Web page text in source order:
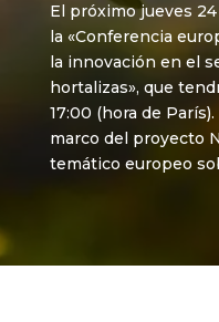
El próximo jueves
la «Conferencia
la innovación en el
hortalizas», que
17:00 (hora de
marco del proyecto
temático europeo